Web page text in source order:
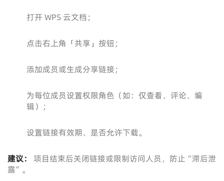
打开 WPS 云文档；
点击右上角「共享」按钮；
添加成员或生成分享链接；
为每位成员设置权限角色（如：仅查看、评论、编
辑）；
设置链接有效期、是否允许下载。
建议：
项目结束后关闭链接或限制访问人员，防止“滞后泄
露”。